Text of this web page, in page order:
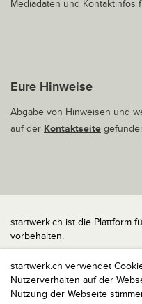
startwerk.ch verwendet
Nutzerverhalten auf der
Nutzung der Webseite
Mediadaten und Kontaktinfos
Eure Hinweise
Abgabe von Hinweisen und
auf der Kontaktseite
startwerk.ch ist die Plattform
vorbehalten.
Impressum
Kontakt
nach oben